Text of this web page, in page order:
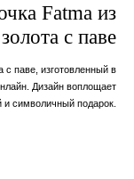
Fatma из
с паве
с паве, изготовленный в
Дизайн воплощает
символичный подарок.